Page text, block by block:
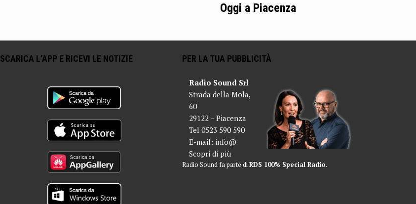
Oggi a Piacenza
SCARICA L’APP E RICEVI LE NOTIZIE PER LA TUA PUBBLICITÀ
Radio Sound Srl
Strada della Mola,
60
29122 – Piacenza
Tel 0523 590 590
E-mail: info@
Scopri di più
Radio Sound fa parte di RDS 100% Special Radio.